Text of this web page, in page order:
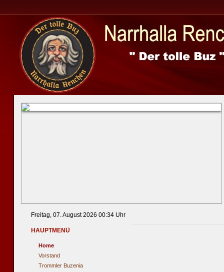
Freitag, 07. August 2026 00:34 Uhr
HAUPTMENÜ
Home
Vorstand
Trommler Buzenia